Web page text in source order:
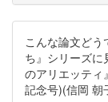
こんな論文どう
ち』シリーズに
のアリエッティ
記念号)(信岡